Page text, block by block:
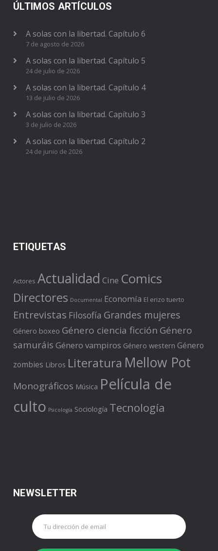
ÚLTIMOS ARTÍCULOS
A solas con la libertad. Capítulo 6
7 de agosto de 2026
A solas con la libertad. Capítulo 5
24 de julio de 2026
A solas con la libertad. Capítulo 4
13 de julio de 2026
A solas con la libertad. Capítulo 3
3 de julio de 2026
A solas con la libertad. Capítulo 2
24 de junio de 2026
ETIQUETAS
Actores Actualidad Cine Comics
Directores Documental Economía El erizo tuerto
Entrevistas Filosofía Grandes mujeres
Género boxeo Género ciencia ficción Género
samuráis Género vampiros Género western Género
zombies Libros Literatura Mellow Pot
Monográficos Música Película de
culto Psicología Sociología Tecnología
NEWSLETTER